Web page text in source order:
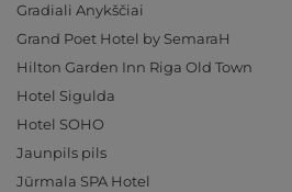
Gradiali Anykščiai
Grand Poet Hotel by SemaraH
Hilton Garden Inn Riga Old Town
Hotel Sigulda
Hotel SOHO
Jaunpils pils
Jūrmala SPA Hotel